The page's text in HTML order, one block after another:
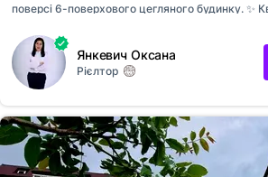
поверсі 6-поверхового цегляного будинку. ✨
створює відчуття простору та комфорту для
кутова ✅ Світлі кімнати на дві сторони
студія ✅ Окремий санвузол ✅ Гардеробна (або
гардероб) у коридорі ✅ Два засклені балкони
Квартира перебуває на стадії ремонту.
опалення; • розведено водопостачання; •
підлоги; • змонтовано радіатори; • залито
поруч суп...
Янкевич Оксана
Рієлтор